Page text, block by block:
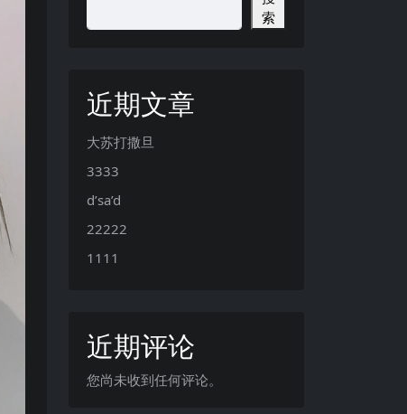
索
近期文章
大苏打撒旦
3333
d’sa’d
22222
1111
近期评论
您尚未收到任何评论。